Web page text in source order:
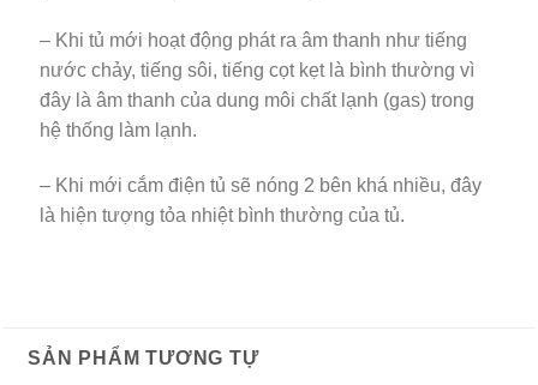
– Khi tủ mới hoạt động phát ra âm thanh như tiếng
nước chảy, tiếng sôi, tiếng cọt kẹt là bình thường vì
đây là âm thanh của dung môi chất lạnh (gas) trong
hệ thống làm lạnh.
– Khi mới cắm điện tủ sẽ nóng 2 bên khá nhiều, đây
là hiện tượng tỏa nhiệt bình thường của tủ.
SẢN PHẨM TƯƠNG TỰ